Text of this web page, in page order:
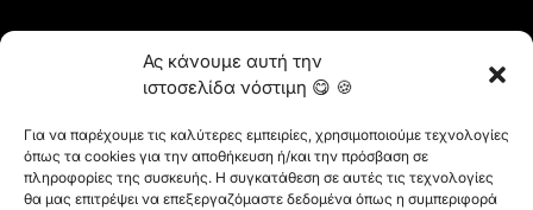
Ας κάνουμε αυτή την
ιστοσελίδα νόστιμη 😋 🍪
Για να παρέχουμε τις καλύτερες εμπειρίες, χρησιμοποιούμε τεχνολογίες
όπως τα cookies για την αποθήκευση ή/και την πρόσβαση σε
πληροφορίες της συσκευής. Η συγκατάθεση σε αυτές τις τεχνολογίες
θα μας επιτρέψει να επεξεργαζόμαστε δεδομένα όπως η συμπεριφορά